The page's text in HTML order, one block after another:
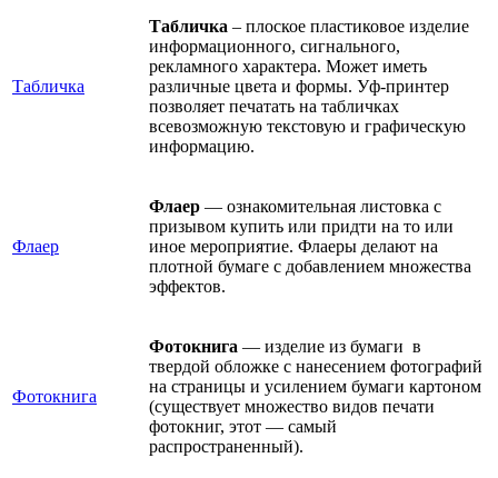
Табличка
Табличка – плоское пластиковое изделие
информационного, сигнального,
рекламного характера. Может иметь
различные цвета и формы. Уф-принтер
позволяет печатать на табличках
всевозможную текстовую и графическую
информацию.
Флаер
Флаер — ознакомительная листовка с
призывом купить или придти на то или
иное мероприятие. Флаеры делают на
плотной бумаге с добавлением множества
эффектов.
Фотокнига
Фотокнига — изделие из бумаги в
твердой обложке с нанесением фотографий
на страницы и усилением бумаги картоном
(существует множество видов печати
фотокниг, этот — самый
распространенный).